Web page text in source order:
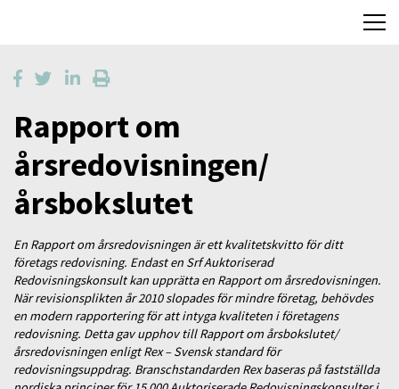
Rapport om
årsredovisningen/
årsbokslutet
En Rapport om årsredovisningen är ett kvalitetskvitto för ditt
företags redovisning. Endast en Srf Auktoriserad
Redovisningskonsult kan upprätta en Rapport om årsredovisningen.
När revisionsplikten år 2010 slopades för mindre företag, behövdes
en modern rapportering för att intyga kvaliteten i företagens
redovisning. Detta gav upphov till Rapport om årsbokslutet/
årsredovisningen enligt Rex – Svensk standard för
redovisningsuppdrag. Branschstandarden Rex baseras på fastställda